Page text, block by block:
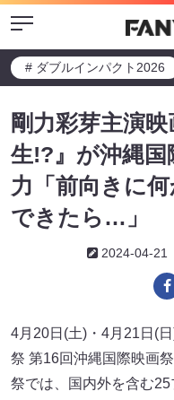
Menu
# ダブルインパクト2026
剛力彩芽主演
生!?』が沖縄国
力「前向きに
できたら…」
2024-04-21
4月20日(土)・4月21日(
祭 第16回沖縄国際映画
祭では、国内外を含む